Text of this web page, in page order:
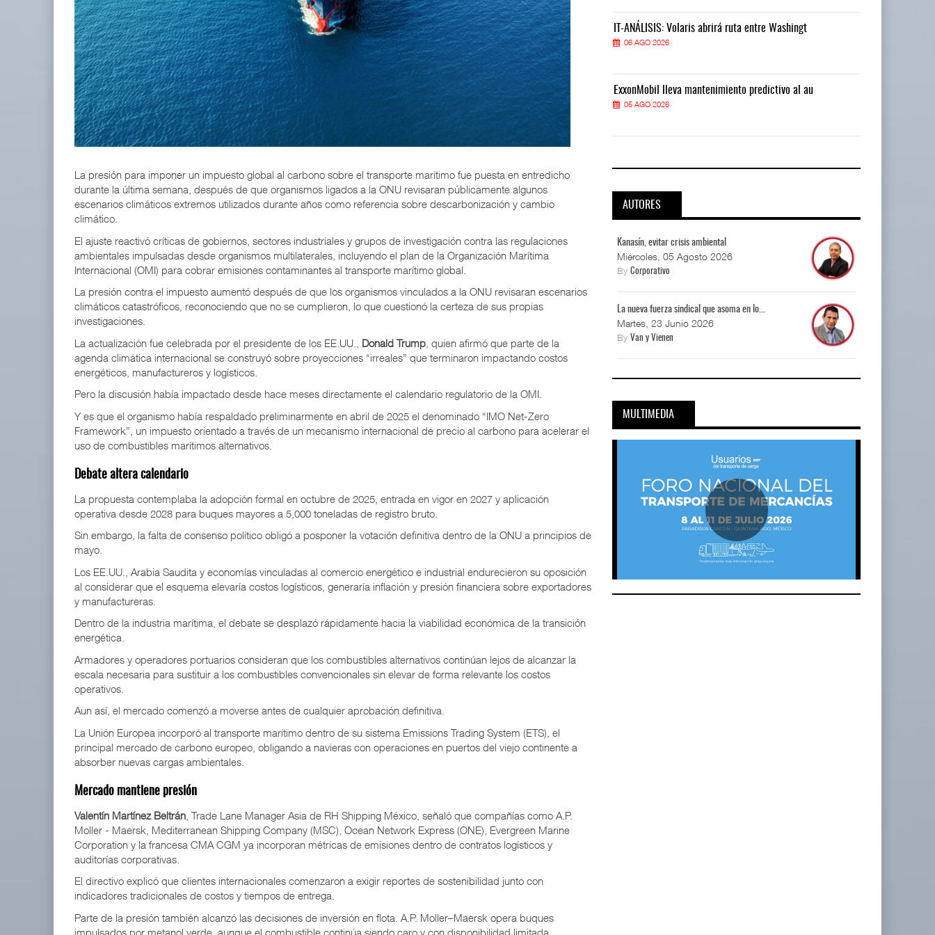
La presión para imponer un impuesto global al carbono sobre el transporte marítimo fue puesta en entredicho
durante la última semana, después de que organismos ligados a la ONU revisaran públicamente algunos
escenarios climáticos extremos utilizados durante años como referencia sobre descarbonización y cambio
climático.
El ajuste reactivó críticas de gobiernos, sectores industriales y grupos de investigación contra las regulaciones
ambientales impulsadas desde organismos multilaterales, incluyendo el plan de la Organización Marítima
Internacional (OMI) para cobrar emisiones contaminantes al transporte marítimo global.
La presión contra el impuesto aumentó después de que los organismos vinculados a la ONU revisaran escenarios
climáticos catastróficos, reconociendo que no se cumplieron, lo que cuestionó la certeza de sus propias
investigaciones.
La actualización fue celebrada por el presidente de los EE.UU., Donald Trump , quien afirmó que parte de la
agenda climática internacional se construyó sobre proyecciones “irreales” que terminaron impactando costos
energéticos, manufactureros y logísticos.
Pero la discusión había impactado desde hace meses directamente el calendario regulatorio de la OMI.
Y es que el organismo había respaldado preliminarmente en abril de 2025 el denominado “IMO Net-Zero
Framework”, un impuesto orientado a través de un mecanismo internacional de precio al carbono para acelerar el
uso de combustibles marítimos alternativos.
Debate altera calendario
La propuesta contemplaba la adopción formal en octubre de 2025, entrada en vigor en 2027 y aplicación
operativa desde 2028 para buques mayores a 5,000 toneladas de registro bruto.
Sin embargo, la falta de consenso político obligó a posponer la votación definitiva dentro de la ONU a principios de
mayo.
Los EE.UU., Arabia Saudita y economías vinculadas al comercio energético e industrial endurecieron su oposición
al considerar que el esquema elevaría costos logísticos, generaría inflación y presión financiera sobre exportadores
y manufactureras.
Dentro de la industria marítima, el debate se desplazó rápidamente hacia la viabilidad económica de la transición
energética.
Armadores y operadores portuarios consideran que los combustibles alternativos continúan lejos de alcanzar la
escala necesaria para sustituir a los combustibles convencionales sin elevar de forma relevante los costos
operativos.
Aun así, el mercado comenzó a moverse antes de cualquier aprobación definitiva.
La Unión Europea incorporó al transporte marítimo dentro de su sistema Emissions Trading System (ETS), el
principal mercado de carbono europeo, obligando a navieras con operaciones en puertos del viejo continente a
absorber nuevas cargas ambientales.
Mercado mantiene presión
Valentín Martínez Beltrán , Trade Lane Manager Asia de RH Shipping México, señaló que compañías como A.P.
Moller - Maersk, Mediterranean Shipping Company (MSC), Ocean Network Express (ONE), Evergreen Marine
Corporation y la francesa CMA CGM ya incorporan métricas de emisiones dentro de contratos logísticos y
auditorías corporativas.
El directivo explicó que clientes internacionales comenzaron a exigir reportes de sostenibilidad junto con
indicadores tradicionales de costos y tiempos de entrega.
Parte de la presión también alcanzó las decisiones de inversión en flota. A.P. Moller–Maersk opera buques
impulsados por metanol verde, aunque el combustible continúa siendo caro y con disponibilidad limitada.
IT-ANÁLISIS: Volaris abrirá ruta entre Washingt
06 AGO 2026
ExxonMobil lleva mantenimiento predictivo al au
05 AGO 2026
IT-ANÁLISIS: Volaris abrirá ruta entre Washingt
06 AGO 2026
ExxonMobil lleva mantenimiento predictivo al au
IT-ANÁLISIS: Volaris abrirá ruta entre Washingt
06 AGO 2026
ExxonMobil lleva mantenimiento predictivo al au
05 AGO 2026
AUTORES
Kanasín, evitar crisis ambiental
Miércoles, 05 Agosto 2026
ByCorporativo
La nueva fuerza sindical que asoma en lo...
Martes, 23 Junio 2026
ByVan y Vienen
MULTIMEDIA